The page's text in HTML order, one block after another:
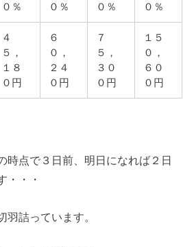
０％
０％
０％
０％
４
５，
１８
０円
６
０，
２４
０円
７
５，
３０
０円
１５
０，
６０
０円
時点で３日前、明日になれば２日
・・・
羽詰っています。